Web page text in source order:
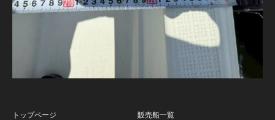
トップページ 販売船一覧